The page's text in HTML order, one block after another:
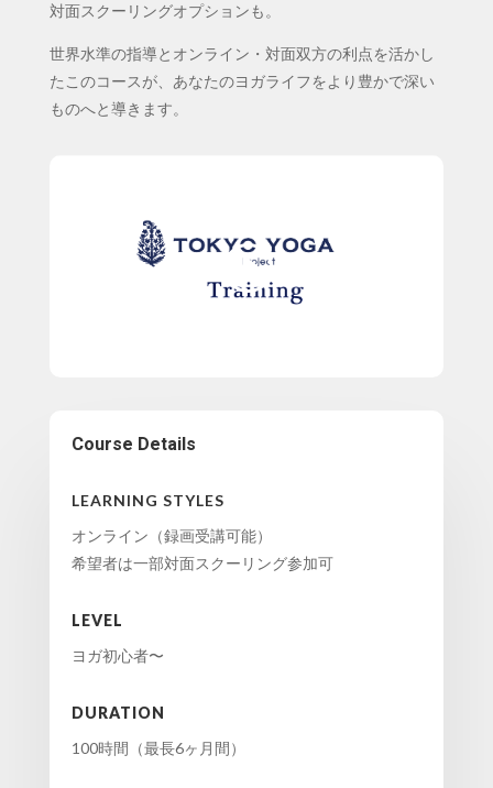
対面スクーリングオプションも。
世界水準の指導とオンライン・対面双方の利点を活かし
たこのコースが、あなたのヨガライフをより豊かで深い
ものへと導きます。
Course Details
LEARNING STYLES
オンライン（録画受講可能）
希望者は一部対面スクーリング参加可
LEVEL
ヨガ初心者〜
DURATION
100時間（最長6ヶ月間）